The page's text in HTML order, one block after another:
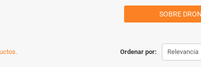
SOBRE
Ordenar por: Relevancia